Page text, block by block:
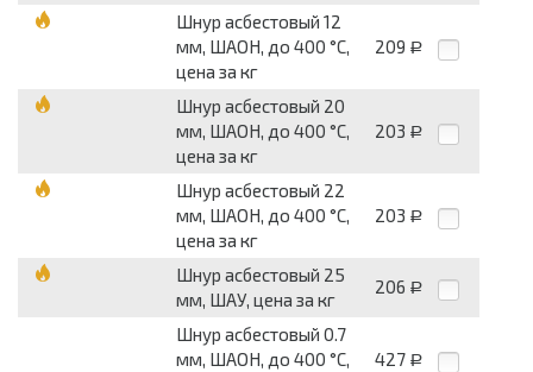
Шнур асбестовый 12
мм, ШАОН, до 400 °С,
цена за кг
209 Р
Шнур асбестовый 20
мм, ШАОН, до 400 °С,
цена за кг
203 Р
Шнур асбестовый 22
мм, ШАОН, до 400 °С,
цена за кг
203 Р
Шнур асбестовый 25
мм, ШАУ, цена за кг
206 Р
Шнур асбестовый 0.7
мм, ШАОН, до 400 °С,
427 Р